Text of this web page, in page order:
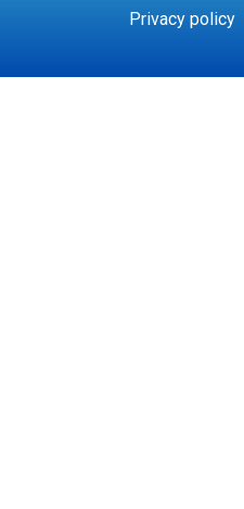
Privacy policy